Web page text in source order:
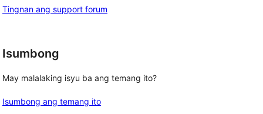
Tingnan ang support forum
Isumbong
May malalaking isyu ba ang temang ito?
Isumbong ang temang ito